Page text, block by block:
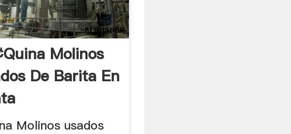
Molinos
De Barita En
Molinos usados